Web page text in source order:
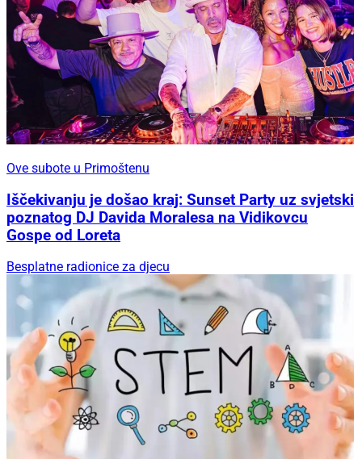
Ove subote u Primoštenu
Iščekivanju je došao kraj: Sunset Party uz svjetski
poznatog DJ Davida Moralesa na Vidikovcu
Gospe od Loreta
Besplatne radionice za djecu